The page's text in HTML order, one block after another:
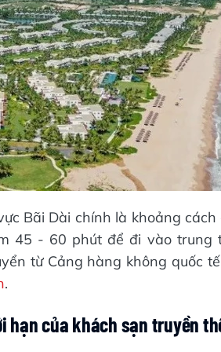
Bãi Dài chính là khoảng
45 - 60 phút để đi vào trung
từ Cảng hàng không quốc
.
hạn của khách sạn truyền